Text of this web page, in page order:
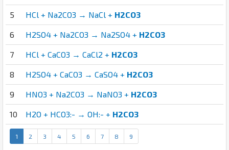
5 HCl + Na2CO3 → NaCl + H2CO3
6 H2SO4 + Na2CO3 → Na2SO4 + H2CO3
7 HCl + CaCO3 → CaCl2 + H2CO3
8 H2SO4 + CaCO3 → CaSO4 + H2CO3
9 HNO3 + Na2CO3 → NaNO3 + H2CO3
10 H2O + HCO3:- → OH:- + H2CO3
1 2 3 4 5 6 7 8 9